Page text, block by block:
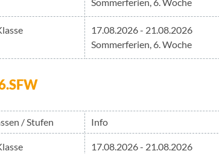
17.08.2026 - 21.08.2026
Sommerferien, 6. Woche
/ Stufen Info
17.08.2026 - 21.08.2026